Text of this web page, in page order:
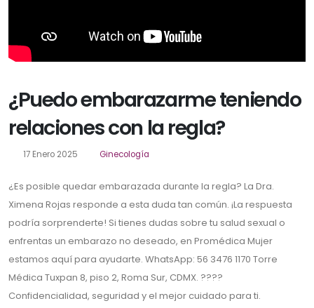
¿Puedo embarazarme teniendo
relaciones con la regla?
17 Enero 2025 Ginecología
¿Es posible quedar embarazada durante la regla? La Dra.
Ximena Rojas responde a esta duda tan común. ¡La respuesta
podría sorprenderte! Si tienes dudas sobre tu salud sexual o
enfrentas un embarazo no deseado, en Promédica Mujer
estamos aquí para ayudarte. WhatsApp: 56 3476 1170 Torre
Médica Tuxpan 8, piso 2, Roma Sur, CDMX. ????
Confidencialidad, seguridad y el mejor cuidado para ti.